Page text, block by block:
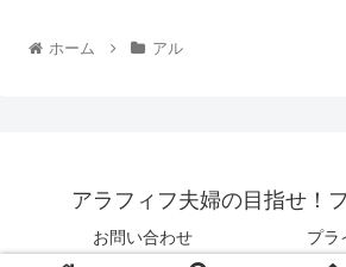
ホーム アル
アラフィフ夫婦の目指せ！
お問い合わせ プラ